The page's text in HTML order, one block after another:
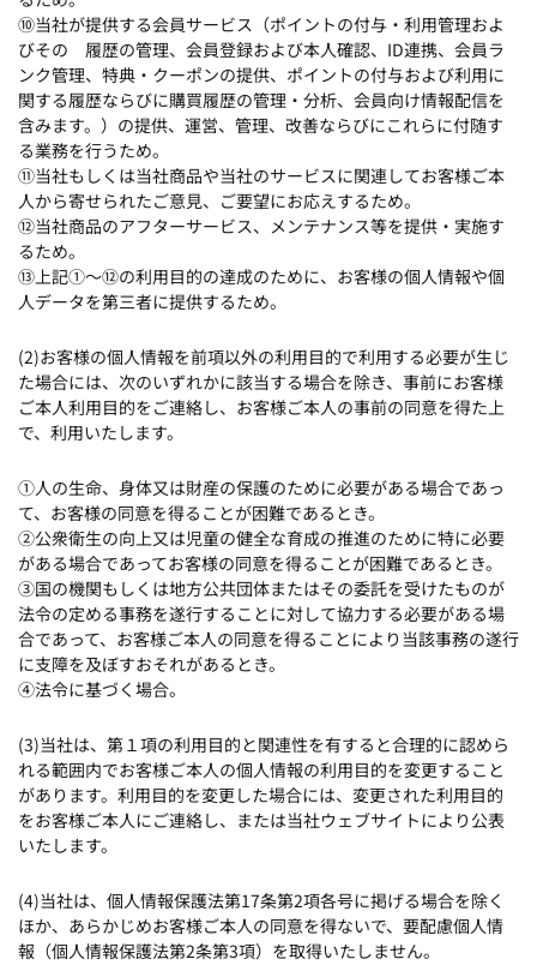
⑩当社が提供する会員サービス（ポイントの付与・利用管理およ
びその 履歴の管理、会員登録および本人確認、ID連携、会員ラ
ンク管理、特典・クーポンの提供、ポイントの付与および利用に
関する履歴ならびに購買履歴の管理・分析、会員向け情報配信を
含みます。）の提供、運営、管理、改善ならびにこれらに付随す
る業務を行うため。
⑪当社もしくは当社商品や当社のサービスに関連してお客様ご本
人から寄せられたご意見、ご要望にお応えするため。
⑫当社商品のアフターサービス、メンテナンス等を提供・実施す
るため。
⑬上記①～⑫の利用目的の達成のために、お客様の個人情報や個
人データを第三者に提供するため。
(2)お客様の個人情報を前項以外の利用目的で利用する必要が生じ
た場合には、次のいずれかに該当する場合を除き、事前にお客様
ご本人利用目的をご連絡し、お客様ご本人の事前の同意を得た上
で、利用いたします。
①人の生命、身体又は財産の保護のために必要がある場合であっ
て、お客様の同意を得ることが困難であるとき。
②公衆衛生の向上又は児童の健全な育成の推進のために特に必要
がある場合であってお客様の同意を得ることが困難であるとき。
③国の機関もしくは地方公共団体またはその委託を受けたものが
法令の定める事務を遂行することに対して協力する必要がある場
合であって、お客様ご本人の同意を得ることにより当該事務の遂行
に支障を及ぼすおそれがあるとき。
④法令に基づく場合。
(3)当社は、第１項の利用目的と関連性を有すると合理的に認めら
れる範囲内でお客様ご本人の個人情報の利用目的を変更すること
があります。利用目的を変更した場合には、変更された利用目的
をお客様ご本人にご連絡し、または当社ウェブサイトにより公表
いたします。
(4)当社は、個人情報保護法第17条第2項各号に掲げる場合を除く
ほか、あらかじめお客様ご本人の同意を得ないで、要配慮個人情
報（個人情報保護法第2条第3項）を取得いたしません。